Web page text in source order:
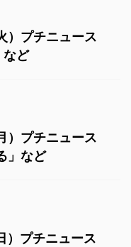
プチニュース
など
プチニュース
」など
プチニュース